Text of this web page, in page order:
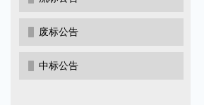
废标公告
中标公告